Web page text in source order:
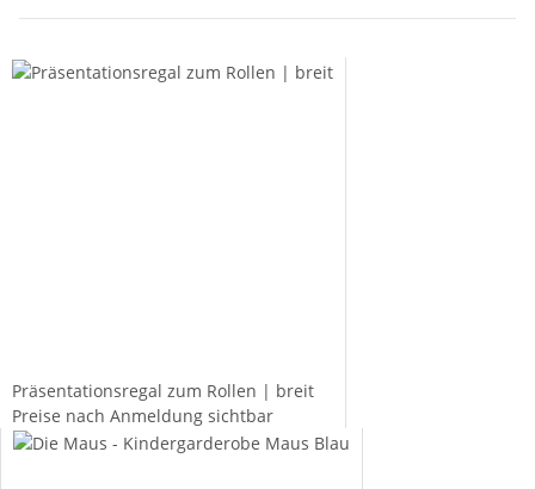
Präsentationsregal zum Rollen | breit
Preise nach Anmeldung sichtbar